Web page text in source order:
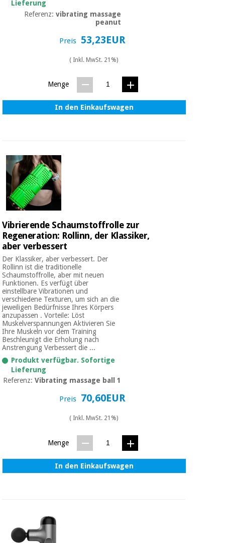
Lieferung
Referenz:vibrating massage
peanut
Preis 53,23EUR
( Inkl. MwSt. 21%)
Menge
In den Einkaufswagen
Vibrierende Schaumstoffrolle zur
Regeneration: Rollinn, der Klassiker,
aber verbessert
Der Klassiker, aber verbessert. Der
Rollinn ist die traditionelle
Schaumstoffrolle, aber mit neuen
Funktionen. Es verfügt über
einstellbare Vibrationen und
verschiedene Texturen, um sich an die
jeweiligen Bedürfnisse Ihres Körpers
anzupassen . Vorteile: Löst
Muskelverspannungen Aktivieren Sie
Ihre Muskeln vor dem Training
Beschleunigt die Erholung nach
Anstrengung Verbessert die ...
Produkt verfügbar. Sofortige
Lieferung
Referenz:Vibrating massage ball 1
Preis 70,60EUR
( Inkl. MwSt. 21%)
Menge
In den Einkaufswagen